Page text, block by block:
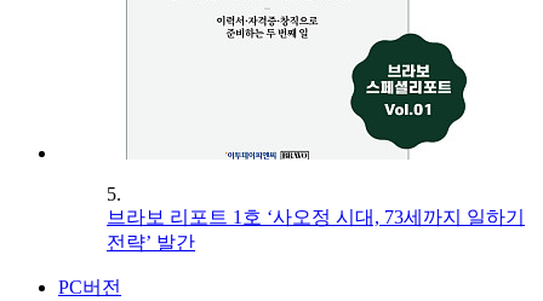
5.
브라보 리포트 1호 ‘사오정 시대, 73세까지 일하기
전략’ 발간
PC버전